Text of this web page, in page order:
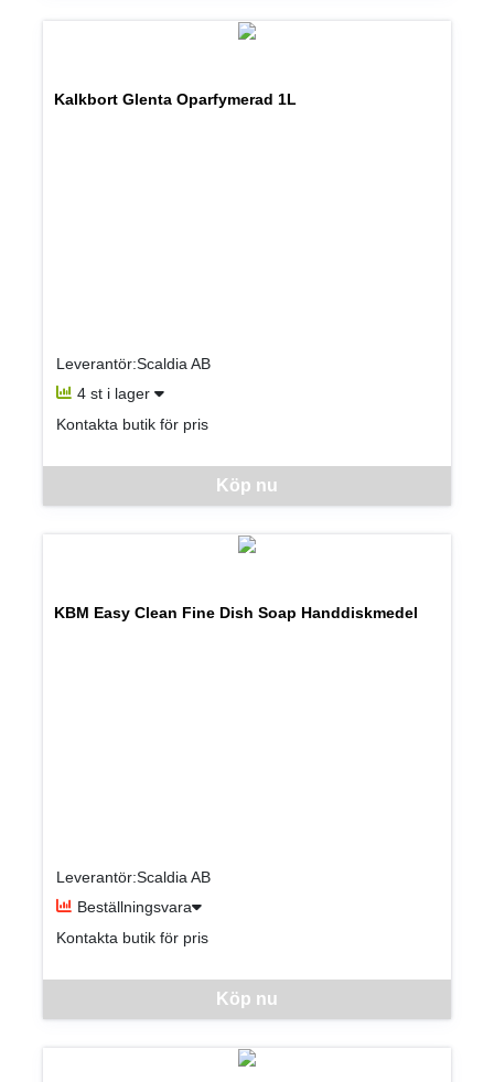
Kalkbort Glenta Oparfymerad 1L
Leverantör:Scaldia AB
4 st i lager
Köp nu
Kontakta butik för pris
KBM Easy Clean Fine Dish Soap Handdiskmedel
Leverantör:Scaldia AB
Beställningsvara
Köp nu
Kontakta butik för pris